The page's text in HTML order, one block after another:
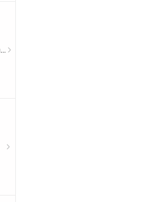
Arabia Saudyjska